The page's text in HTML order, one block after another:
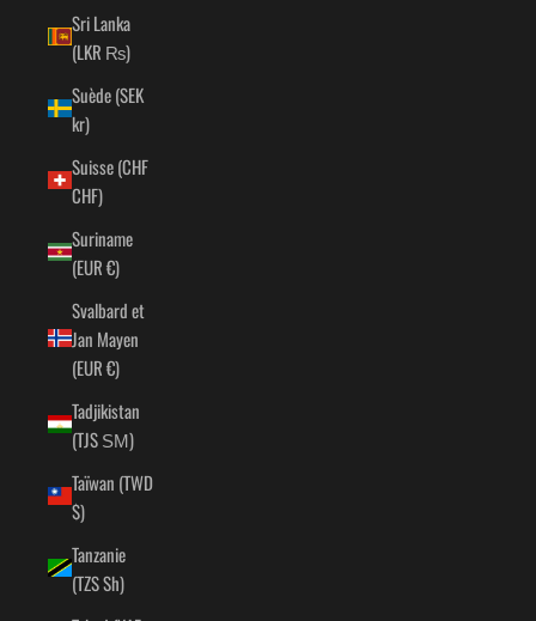
Sri Lanka
(LKR ₨)
Suède (SEK
kr)
Suisse (CHF
CHF)
Suriname
(EUR €)
Svalbard et
Jan Mayen
(EUR €)
Tadjikistan
(TJS ЅМ)
Taïwan (TWD
$)
Tanzanie
(TZS Sh)